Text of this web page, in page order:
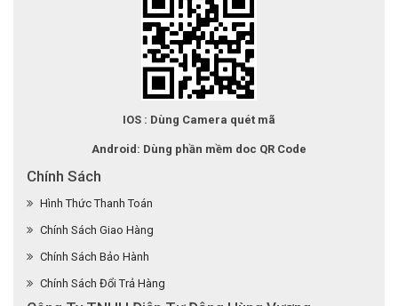
IOS : Dùng Camera quét mã
Android: Dùng phần mềm doc QR Code
Chính Sách
Hình Thức Thanh Toán
Chính Sách Giao Hàng
Chính Sách Bảo Hành
Chính Sách Đổi Trả Hàng